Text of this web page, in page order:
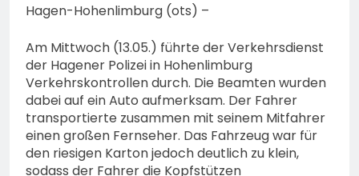
Hagen-Hohenlimburg (ots) –
Am Mittwoch (13.05.) führte der Verkehrsdienst
der Hagener Polizei in Hohenlimburg
Verkehrskontrollen durch. Die Beamten wurden
dabei auf ein Auto aufmerksam. Der Fahrer
transportierte zusammen mit seinem Mitfahrer
einen großen Fernseher. Das Fahrzeug war für
den riesigen Karton jedoch deutlich zu klein,
sodass der Fahrer die Kopfstützen